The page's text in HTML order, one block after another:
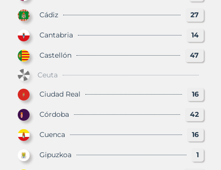
Cádiz 27
Cantabria 14
Castellón 47
Ceuta
Ciudad Real 16
Córdoba 42
Cuenca 16
Gipuzkoa 1